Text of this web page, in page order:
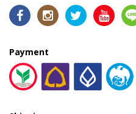
Payment